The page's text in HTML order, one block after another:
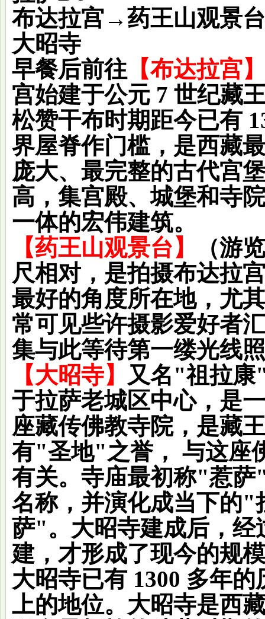
布达拉宫→药王山观景
大昭寺
早餐后前往 【布达拉宫】
宫始建于公元 7 世纪藏
松赞干布时期距今已有
界屋脊作门槛，是西藏最
庞大、最完整的古代宫
高，集宫殿、城堡和寺
一体的宏伟建筑。
【药王山观景台】
（游
尺相对，是拍摄布达拉宫
最好的角度所在地，尤
常可见些许摄影爱好者汇
集与此等待第一缕光线
【大昭寺】
又名"祖拉
于拉萨老城区中心，是一
座藏传佛教寺院，是藏
有"圣地"之誉， 与这座
有关。寺庙最初称"惹
名称，并演化成当下的"
萨"。大昭寺建成后，经
建，才形成了现今的规
大昭寺已有 1300 多年
上的地位。大昭寺是西藏